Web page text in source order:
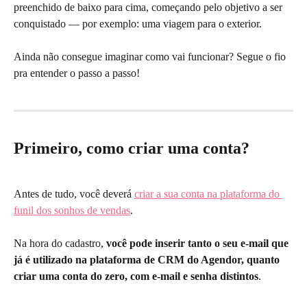
preenchido de baixo para cima, começando pelo objetivo a ser
conquistado — por exemplo: uma viagem para o exterior.
Ainda não consegue imaginar como vai funcionar? Segue o fio
pra entender o passo a passo!
Primeiro, como criar uma conta?
Antes de tudo, você deverá criar a sua conta na plataforma do
funil dos sonhos de vendas.
Na hora do cadastro, você pode inserir tanto o seu e-mail que
já é utilizado na plataforma de CRM do Agendor, quanto
criar uma conta do zero, com e-mail e senha distintos.